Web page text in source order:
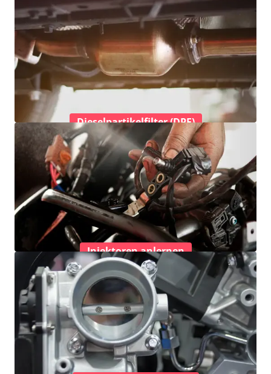
Dieselpartikelfilter (DPF)
Injektoren anlernen